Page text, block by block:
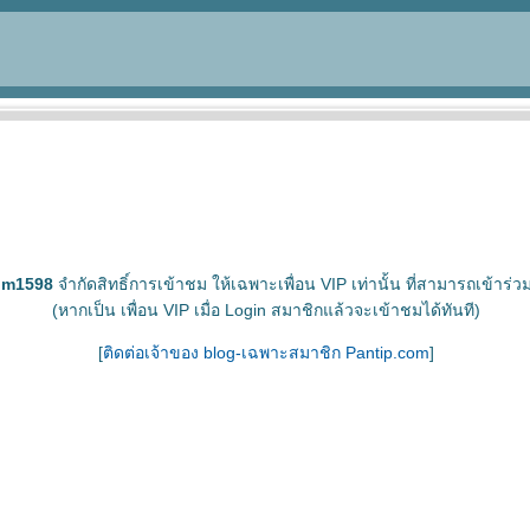
จำกัดสิทธิ์การเข้าชม ให้เฉพาะเพื่อน VIP เท่านั้น ที่สามารถเข้าร่ว
(หากเป็น เพื่อน VIP เมื่อ Login สมาชิกแล้วจะเข้าชมได้ทันที)
[ติดต่อเจ้าของ blog-เฉพาะสมาชิก Pantip.com]